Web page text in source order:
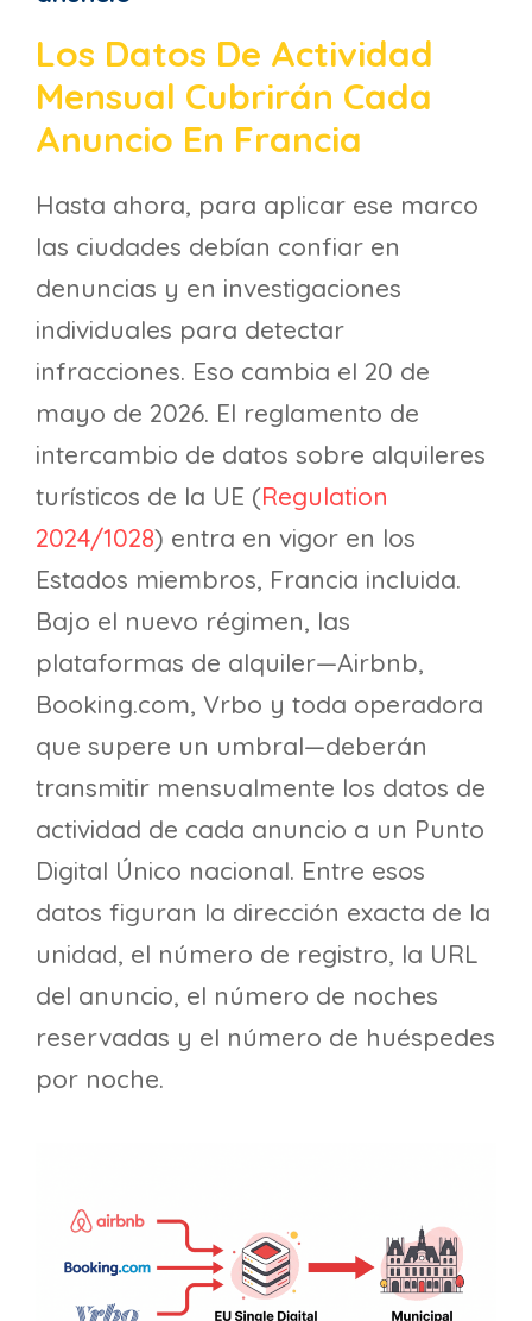
Los Datos De Actividad
Mensual Cubrirán Cada
Anuncio En Francia
Hasta ahora, para aplicar ese marco
las ciudades debían confiar en
denuncias y en investigaciones
individuales para detectar
infracciones. Eso cambia el 20 de
mayo de 2026. El reglamento de
intercambio de datos sobre alquileres
turísticos de la UE (Regulation
2024/1028) entra en vigor en los
Estados miembros, Francia incluida.
Bajo el nuevo régimen, las
plataformas de alquiler—Airbnb,
Booking.com, Vrbo y toda operadora
que supere un umbral—deberán
transmitir mensualmente los datos de
actividad de cada anuncio a un Punto
Digital Único nacional. Entre esos
datos figuran la dirección exacta de la
unidad, el número de registro, la URL
del anuncio, el número de noches
reservadas y el número de huéspedes
por noche.